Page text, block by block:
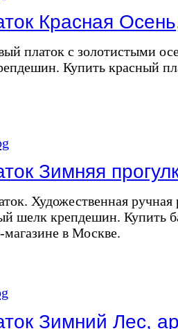
Красная
платок с золотистыми
Купить красный
Зимняя
Художественная
шелк крепдешин. Купить
магазине в Москве.
Зимний Лес,